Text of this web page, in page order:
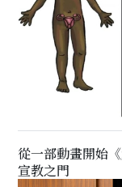
從一部動畫開始
宣教之門